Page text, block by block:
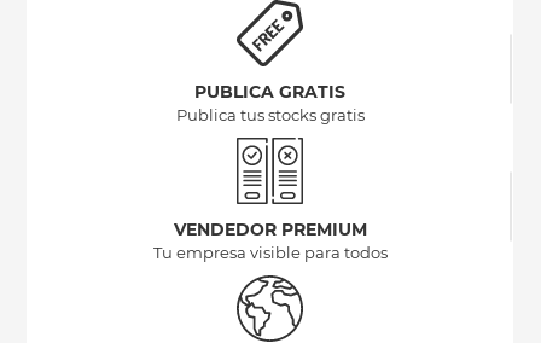
PUBLICA GRATIS
Publica tus stocks gratis
VENDEDOR PREMIUM
Tu empresa visible para todos